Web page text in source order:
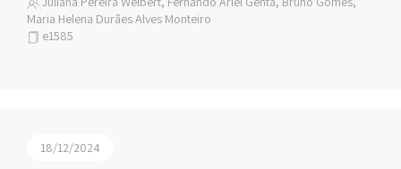
Maria Helena Durães Alves Monteiro
e1585
18/12/2024